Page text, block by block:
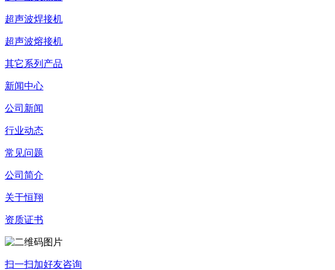
超声波焊接机
超声波熔接机
其它系列产品
新闻中心
公司新闻
行业动态
常见问题
公司简介
关于恒翔
资质证书
扫一扫加好友咨询